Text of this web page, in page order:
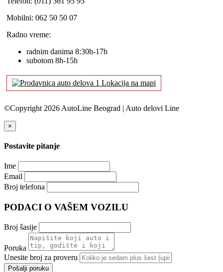
Mobilni: 062 50 50 07
Radno vreme:
radnim danima 8:30h-17h
subotom 8h-15h
Lokacija na mapi
©Copyright 2026 AutoLine Beograd | Auto delovi Line
×
Postavite pitanje
Ime
Email
Broj telefona
PODACI O VAŠEM VOZILU
Broj šasije
Poruka
Unesite broj za proveru